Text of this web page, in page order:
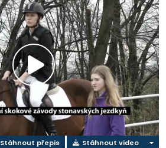
Přehrát
video
Stáhnout přepis Stáhnout video